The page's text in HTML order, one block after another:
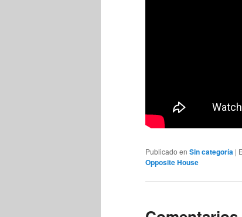
Publicado en Sin categoría |
Opposite House